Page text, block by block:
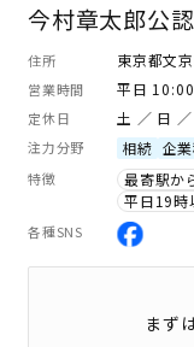
今村章太郎公
住所 東京都文
営業時間 平日
定休日 土 ／ 日
注力分野 相続 企
特徴 最寄駅か
平日19時
各種SNS
まず